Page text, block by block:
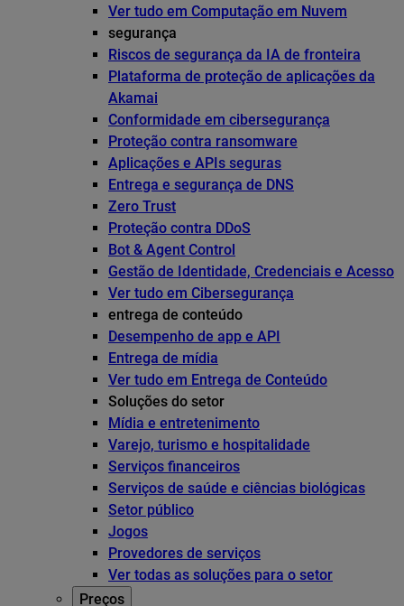
Ver tudo em Computação em Nuvem
segurança
Riscos de segurança da IA de fronteira
Plataforma de proteção de aplicações da
Akamai
Conformidade em cibersegurança
Proteção contra ransomware
Aplicações e APIs seguras
Entrega e segurança de DNS
Zero Trust
Proteção contra DDoS
Bot & Agent Control
Gestão de Identidade, Credenciais e Acesso
Ver tudo em Cibersegurança
entrega de conteúdo
Desempenho de app e API
Entrega de mídia
Ver tudo em Entrega de Conteúdo
Soluções do setor
Mídia e entretenimento
Varejo, turismo e hospitalidade
Serviços financeiros
Serviços de saúde e ciências biológicas
Setor público
Jogos
Provedores de serviços
Ver todas as soluções para o setor
Preços